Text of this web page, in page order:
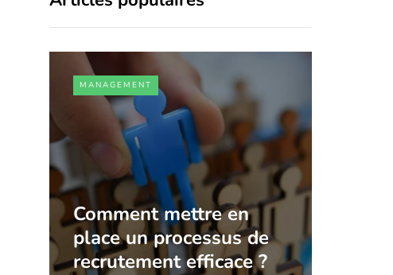
MANAGEMENT
Comment mettre en
place un processus de
recrutement efficace ?